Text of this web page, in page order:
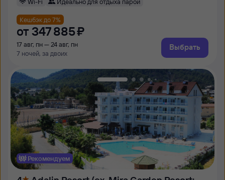
Кешбэк до 7%
от 347 ⁠885 ⁠₽
17 авг, пн — 24 авг, пн
7 ночей, за двоих
Выбрать
Рекомендуем